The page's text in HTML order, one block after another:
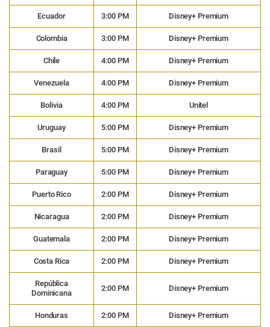
Ecuador 3:00 PM Disney+ Premium
Colombia 3:00 PM Disney+ Premium
Chile 4:00 PM Disney+ Premium
Venezuela 4:00 PM Disney+ Premium
Bolivia 4:00 PM Unitel
Uruguay 5:00 PM Disney+ Premium
Brasil 5:00 PM Disney+ Premium
Paraguay 5:00 PM Disney+ Premium
Puerto Rico 2:00 PM Disney+ Premium
Nicaragua 2:00 PM Disney+ Premium
Guatemala 2:00 PM Disney+ Premium
Costa Rica 2:00 PM Disney+ Premium
República
Dominicana
2:00 PM Disney+ Premium
Honduras 2:00 PM Disney+ Premium